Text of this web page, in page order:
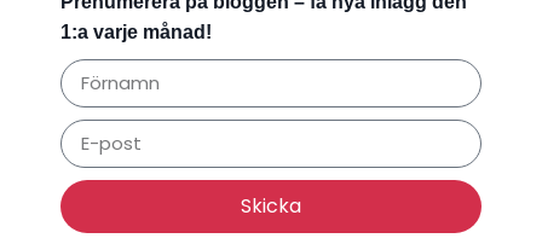
1:a varje månad!
Skicka